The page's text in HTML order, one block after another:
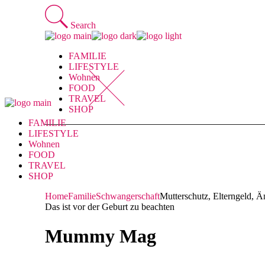
Search
FAMILIE
LIFESTYLE
Wohnen
FOOD
TRAVEL
SHOP
FAMILIE
LIFESTYLE
Wohnen
FOOD
TRAVEL
SHOP
HomeFamilieSchwangerschaftMutterschutz, Elterngeld,
Das ist vor der Geburt zu beachten
Mummy Mag